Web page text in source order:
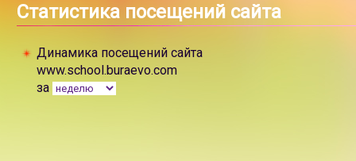
Статистика посещений сайта
Динамика посещений сайта
www.school.buraevo.com
за